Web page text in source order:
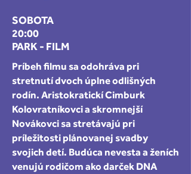
SOBOTA
20:00
PARK - FILM
Príbeh filmu sa odohráva pri
stretnutí dvoch úplne odlišných
rodín. Aristokratickí Cimburk
Kolovratníkovci a skromnejší
Novákovci sa stretávajú pri
príležitosti plánovanej svadby
svojich detí. Budúca nevesta a ženích
venujú rodičom ako darček DNA